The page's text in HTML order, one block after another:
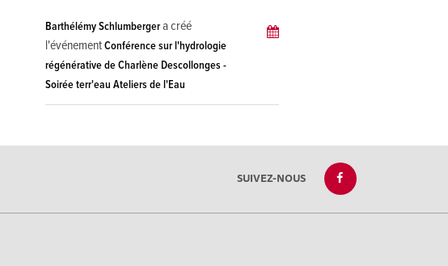
Barthélémy Schlumbergera créé
l'événementConférence sur l'hydrologie
régénérative de Charlène Descollonges -
Soirée terr'eau Ateliers de l'Eau
SUIVEZ-NOUS